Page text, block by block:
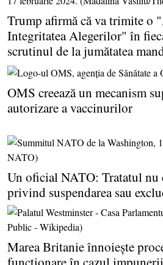
Trump afirmă că va trimite o
Integritatea Alegerilor" în
scrutinul de la jumătatea
OMS creează un mecanism
autorizare a vaccinurilor
Un oficial NATO: Tratatul nu
privind suspendarea sau
Marea Britanie înnoieşte